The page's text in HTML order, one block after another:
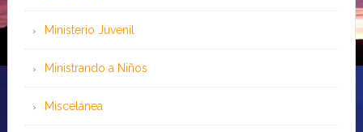
Ministerio Juvenil
Ministrando a Niños
Miscelánea